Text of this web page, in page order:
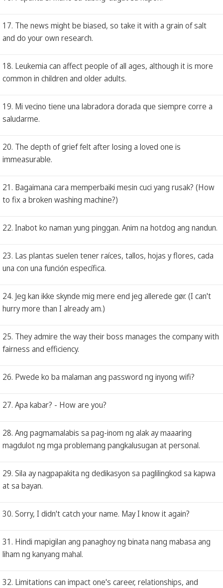
17. The news might be biased, so take it with a grain of salt
and do your own research.
18. Leukemia can affect people of all ages, although it is more
common in children and older adults.
19. Mi vecino tiene una labradora dorada que siempre corre a
saludarme.
20. The depth of grief felt after losing a loved one is
immeasurable.
21. Bagaimana cara memperbaiki mesin cuci yang rusak? (How
to fix a broken washing machine?)
22. Inabot ko naman yung pinggan. Anim na hotdog ang nandun.
23. Las plantas suelen tener raíces, tallos, hojas y flores, cada
una con una función específica.
24. Jeg kan ikke skynde mig mere end jeg allerede gør. (I can't
hurry more than I already am.)
25. They admire the way their boss manages the company with
fairness and efficiency.
26. Pwede ko ba malaman ang password ng inyong wifi?
27. Apa kabar? - How are you?
28. Ang pagmamalabis sa pag-inom ng alak ay maaaring
magdulot ng mga problemang pangkalusugan at personal.
29. Sila ay nagpapakita ng dedikasyon sa paglilingkod sa kapwa
at sa bayan.
30. Sorry, I didn't catch your name. May I know it again?
31. Hindi mapigilan ang panaghoy ng binata nang mabasa ang
liham ng kanyang mahal.
32. Limitations can impact one's career, relationships, and